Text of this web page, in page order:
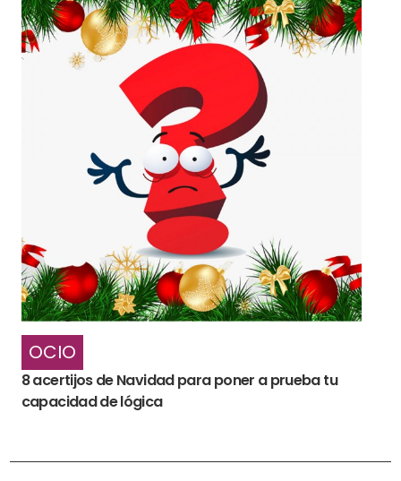
OCIO
8 acertijos de Navidad para poner a prueba tu
capacidad de lógica